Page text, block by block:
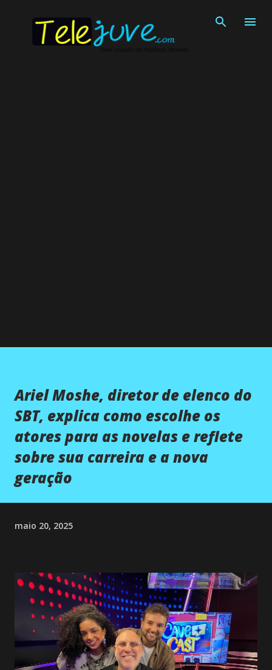
Ariel Moshe, diretor de elenco do
SBT, explica como escolhe os
atores para as novelas e reflete
sobre sua carreira e a nova
geração
maio 20, 2025